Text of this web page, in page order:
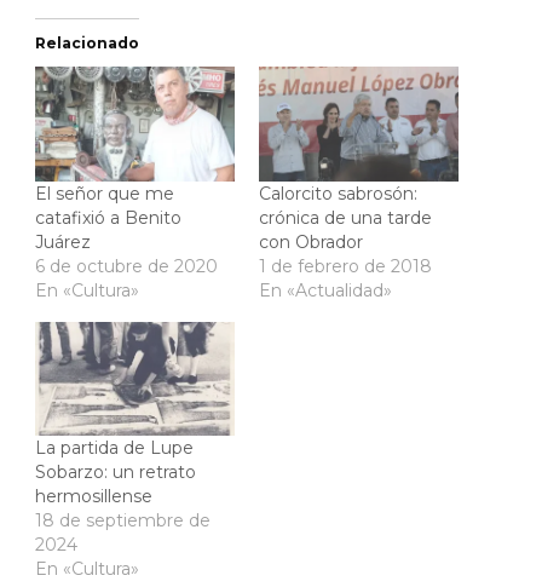
Relacionado
El señor que me
catafixió a Benito
Juárez
6 de octubre de 2020
En «Cultura»
Calorcito sabrosón:
crónica de una tarde
con Obrador
1 de febrero de 2018
En «Actualidad»
La partida de Lupe
Sobarzo: un retrato
hermosillense
18 de septiembre de
2024
En «Cultura»